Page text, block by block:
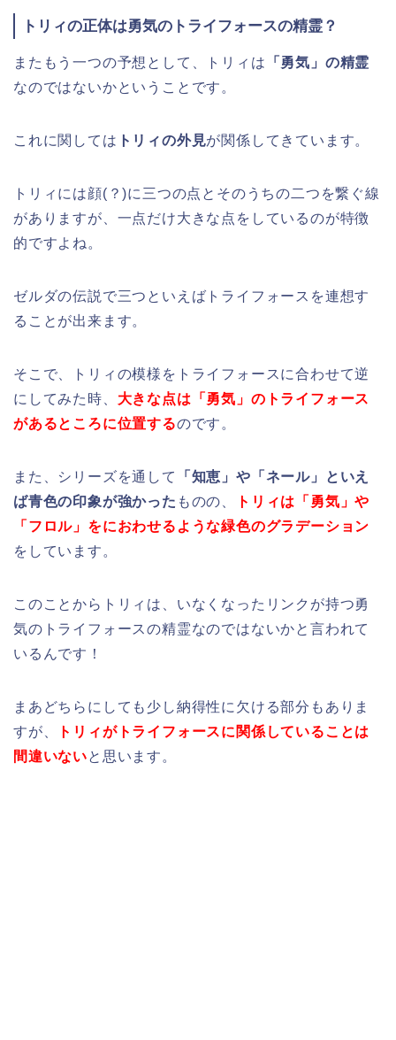
トリィの正体は勇気のトライフォースの精霊？
またもう一つの予想として、トリィは 「勇気」の精霊
なのではないかということです。
これに関しては トリィの外見が関係してきています。
トリィには顔(？)に三つの点とそのうちの二つを繋ぐ線
がありますが、一点だけ大きな点をしているのが特徴
的ですよね。
ゼルダの伝説で三つといえばトライフォースを連想す
ることが出来ます。
そこで、トリィの模様をトライフォースに合わせて逆
にしてみた時、 大きな点は「勇気」のトライフォース
があるところに位置するのです。
また、シリーズを通して
「知恵」や「ネール」といえ
ば青色の印象が強かった ものの、
トリィは「勇気」や
「フロル」をにおわせるような緑色のグラデーション
をしています。
このことからトリィは、いなくなったリンクが持つ勇
気のトライフォースの精霊なのではないかと言われて
いるんです！
まあどちらにしても少し納得性に欠ける部分もありま
すが、
トリィがトライフォースに関係していることは
間違いないと思います。